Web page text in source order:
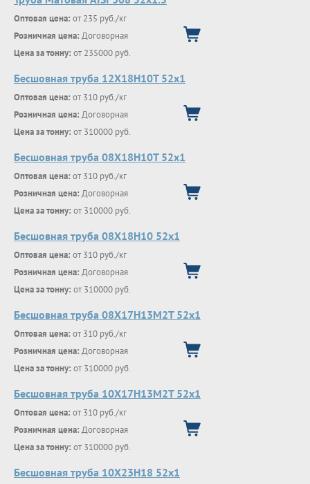
Оптовая цена: от 235 руб./кг
Розничная цена: Договорная
Цена за тонну: от 235000 руб.
Бесшовная труба 12Х18Н10Т 52х1
Оптовая цена: от 310 руб./кг
Розничная цена: Договорная
Цена за тонну: от 310000 руб.
Бесшовная труба 08Х18Н10Т 52х1
Оптовая цена: от 310 руб./кг
Розничная цена: Договорная
Цена за тонну: от 310000 руб.
Бесшовная труба 08Х18Н10 52х1
Оптовая цена: от 310 руб./кг
Розничная цена: Договорная
Цена за тонну: от 310000 руб.
Бесшовная труба 08Х17Н13М2Т 52х1
Оптовая цена: от 310 руб./кг
Розничная цена: Договорная
Цена за тонну: от 310000 руб.
Бесшовная труба 10Х17Н13М2Т 52х1
Оптовая цена: от 310 руб./кг
Розничная цена: Договорная
Цена за тонну: от 310000 руб.
Бесшовная труба 10Х23Н18 52х1